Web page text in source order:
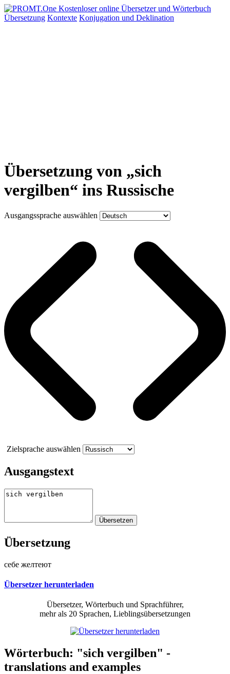
Übersetzung Kontexte Konjugation und Deklination
Übersetzung von „sich
vergilben“ ins Russische
Ausgangssprache auswählen
Zielsprache auswählen
Ausgangstext
Übersetzung
себе желтеют
Übersetzer herunterladen
Übersetzer, Wörterbuch und Sprachführer,
mehr als 20 Sprachen, Lieblingsübersetzungen
Wörterbuch: "sich vergilben" -
translations and examples